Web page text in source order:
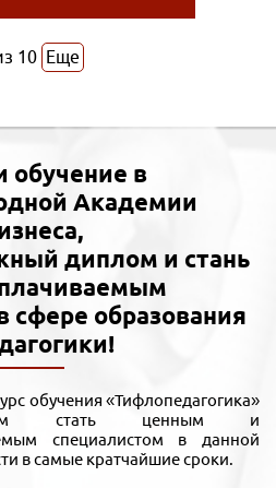
10 Еще
обучение в
Академии
диплом и стань
сфере образования
обучения «Тифлопедагогика»
стать ценным и
специалистом в данной
в самые кратчайшие сроки.